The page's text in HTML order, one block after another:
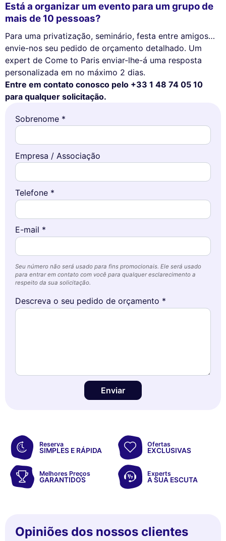
Está a organizar um evento para um grupo de
mais de 10 pessoas?
Para uma privatização, seminário, festa entre amigos…
envie-nos seu pedido de orçamento detalhado. Um
expert de Come to Paris enviar-lhe-á uma resposta
personalizada em no máximo 2 dias.
Entre em contato conosco pelo +33 1 48 74 05 10
para qualquer solicitação.
Sobrenome *
Empresa / Associação
Telefone *
E-mail *
Seu número não será usado para fins promocionais. Ele será usado
para entrar em contato com você para qualquer esclarecimento a
respeito da sua solicitação.
Descreva o seu pedido de orçamento *
Enviar
Reserva
SIMPLES E RÁPIDA
Ofertas
EXCLUSIVAS
Melhores Preços
GARANTIDOS
Experts
A SUA ESCUTA
Opiniões dos nossos clientes